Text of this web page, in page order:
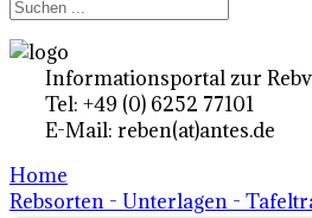
Informationsportal zur
Tel: +49 (0) 6252 77101
E-Mail: reben(at)antes.de
Home
Rebsorten - Unterlagen -